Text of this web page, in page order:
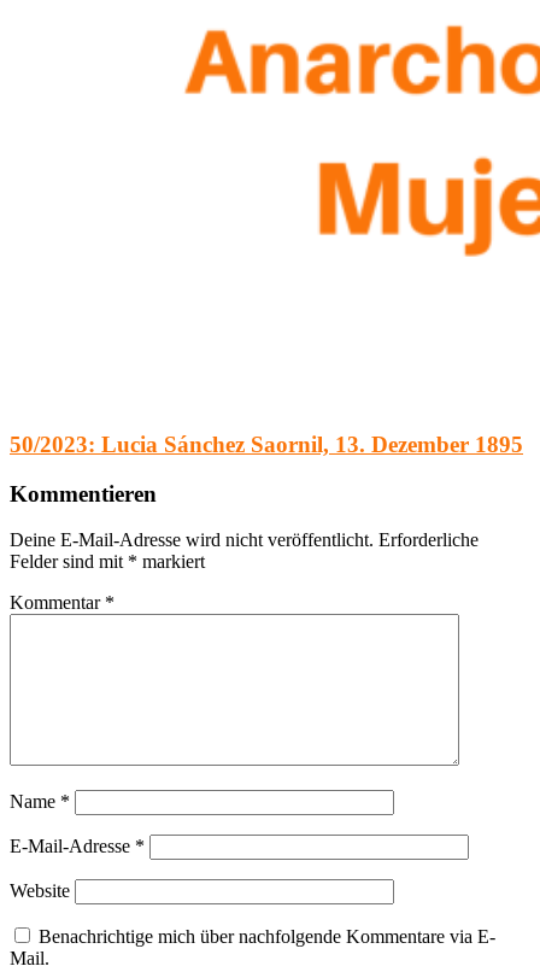
50/2023: Lucia Sánchez Saornil, 13. Dezember 1895
Kommentieren
Deine E-Mail-Adresse wird nicht veröffentlicht. Erforderliche
Felder sind mit * markiert
Kommentar *
Name *
E-Mail-Adresse *
Website
Benachrichtige mich über nachfolgende Kommentare via E-
Mail.